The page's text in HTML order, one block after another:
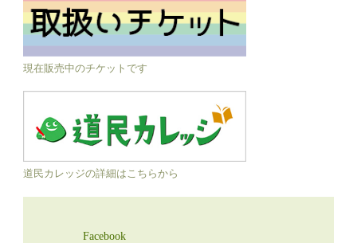
現在販売中のチケットです
道民カレッジの詳細はこちらから
Facebook